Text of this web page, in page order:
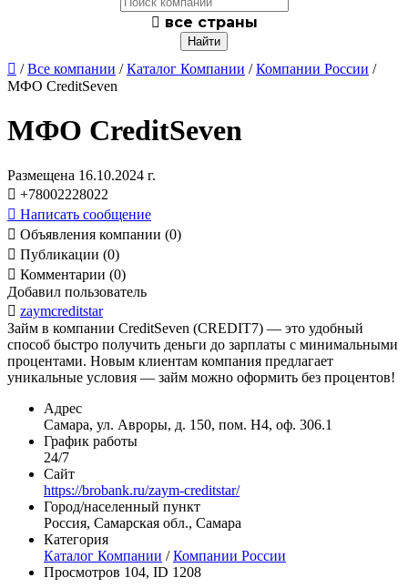
 все страны
 /Все компании /Каталог Компании /Компании России /
МФО CreditSeven
МФО CreditSeven
Размещена 16.10.2024 г.
 +78002228022
 Написать сообщение
 Объявления компании (0)
 Публикации (0)
 Комментарии (0)
Добавил пользователь
 zaymcreditstar
Займ в компании CreditSeven (CREDIT7) — это удобный
способ быстро получить деньги до зарплаты с минимальными
процентами. Новым клиентам компания предлагает
уникальные условия — займ можно оформить без процентов!
Адрес
Самара, ул. Авроры, д. 150, пом. Н4, оф. 306.1
График работы
24/7
Сайт
https://brobank.ru/zaym-creditstar/
Город/населенный пункт
Россия, Самарская обл., Самара
Категория
Каталог Компании /Компании России
Просмотров 104, ID 1208